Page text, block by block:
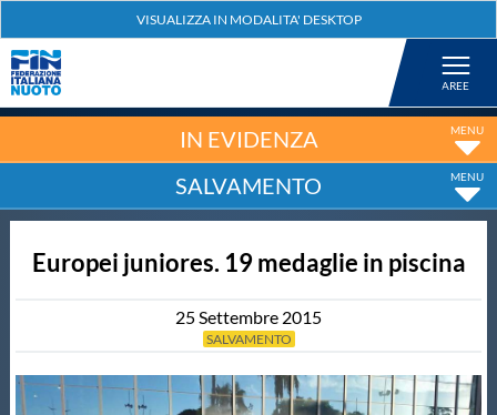
Nuoto
Tuffi
Fondo
IN EVIDENZA
SALVAMENTO
Europei juniores. 19 medaglie in piscina
25Settembre 2015
SALVAMENTO